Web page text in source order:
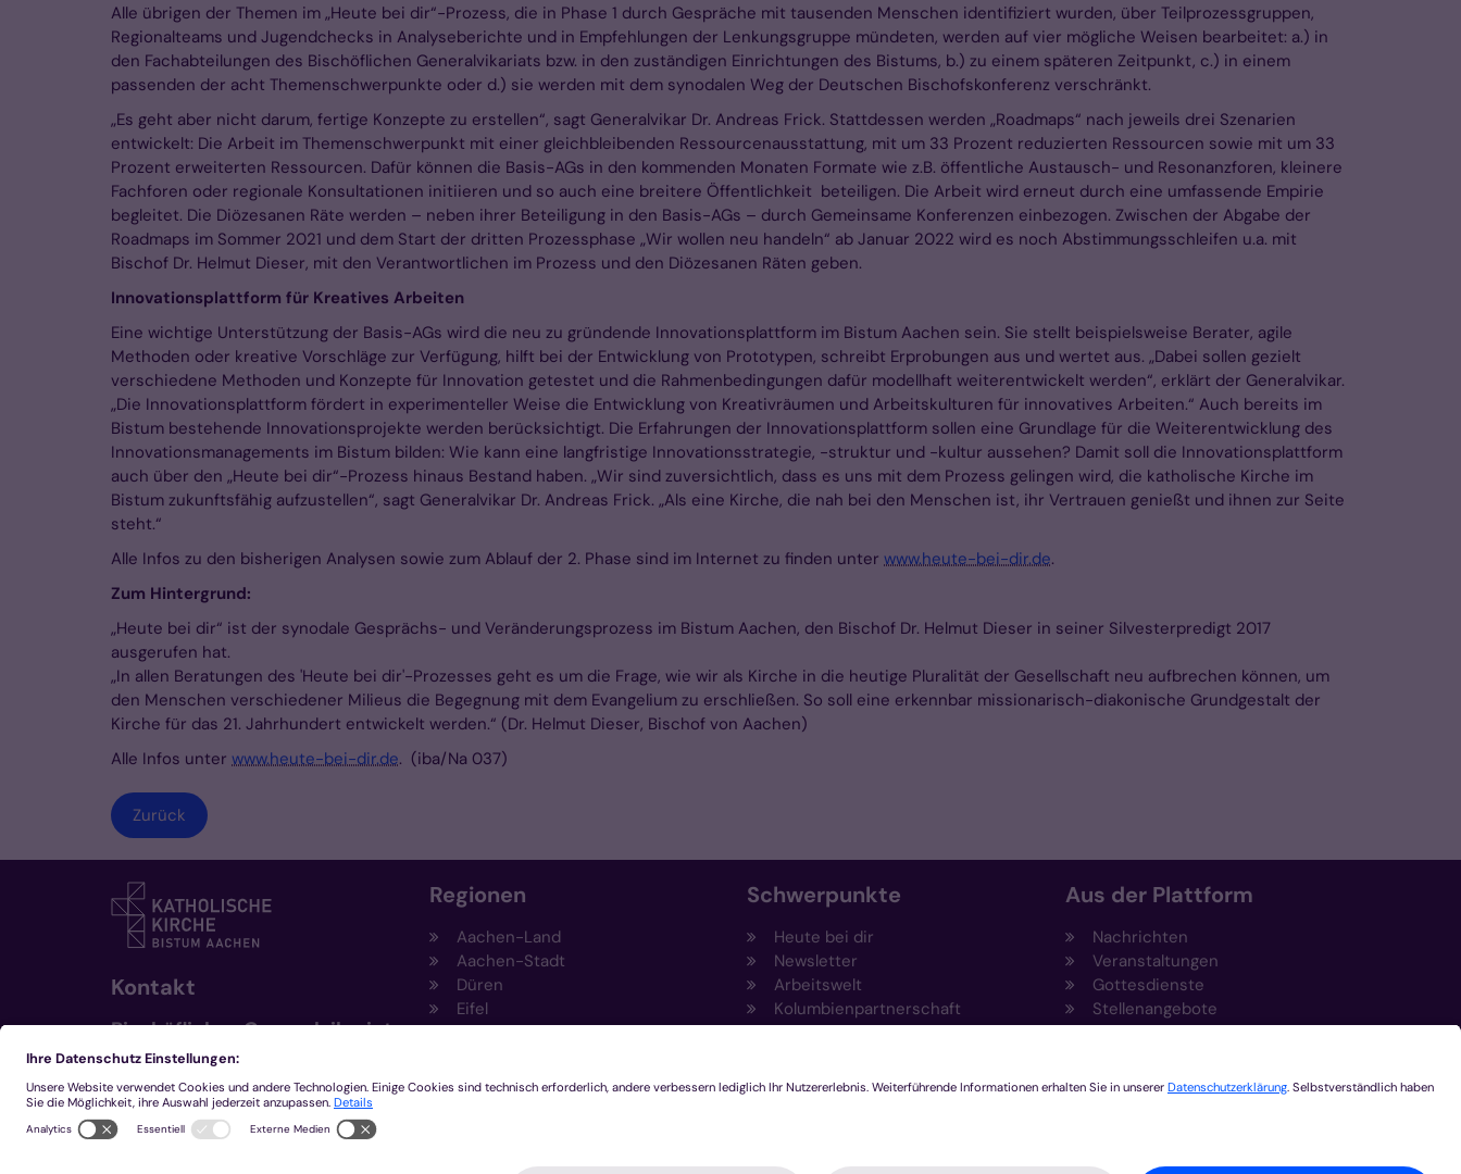
Alle übrigen der Themen im „Heute bei dir“-Prozess, die in Phase 1 durch Gespräche mit tausenden Menschen identifiziert wurden, über Teilprozessgruppen,
Regionalteams und Jugendchecks in Analyseberichte und in Empfehlungen der Lenkungsgruppe mündeten, werden auf vier mögliche Weisen bearbeitet: a.) in
den Fachabteilungen des Bischöflichen Generalvikariats bzw. in den zuständigen Einrichtungen des Bistums, b.) zu einem späteren Zeitpunkt, c.) in einem
passenden der acht Themenschwerpunkte oder d.) sie werden mit dem synodalen Weg der Deutschen Bischofskonferenz verschränkt.
„Es geht aber nicht darum, fertige Konzepte zu erstellen“, sagt Generalvikar Dr. Andreas Frick. Stattdessen werden „Roadmaps“ nach jeweils drei Szenarien
entwickelt: Die Arbeit im Themenschwerpunkt mit einer gleichbleibenden Ressourcenausstattung, mit um 33 Prozent reduzierten Ressourcen sowie mit um 33
Prozent erweiterten Ressourcen. Dafür können die Basis-AGs in den kommenden Monaten Formate wie z.B. öffentliche Austausch- und Resonanzforen, kleinere
Fachforen oder regionale Konsultationen initiieren und so auch eine breitere Öffentlichkeit beteiligen. Die Arbeit wird erneut durch eine umfassende Empirie
begleitet. Die Diözesanen Räte werden – neben ihrer Beteiligung in den Basis-AGs – durch Gemeinsame Konferenzen einbezogen. Zwischen der Abgabe der
Roadmaps im Sommer 2021 und dem Start der dritten Prozessphase „Wir wollen neu handeln“ ab Januar 2022 wird es noch Abstimmungsschleifen u.a. mit
Bischof Dr. Helmut Dieser, mit den Verantwortlichen im Prozess und den Diözesanen Räten geben.
Innovationsplattform für Kreatives Arbeiten
Eine wichtige Unterstützung der Basis-AGs wird die neu zu gründende Innovationsplattform im Bistum Aachen sein. Sie stellt beispielsweise Berater, agile
Methoden oder kreative Vorschläge zur Verfügung, hilft bei der Entwicklung von Prototypen, schreibt Erprobungen aus und wertet aus. „Dabei sollen gezielt
verschiedene Methoden und Konzepte für Innovation getestet und die Rahmenbedingungen dafür modellhaft weiterentwickelt werden“, erklärt der Generalvikar.
„Die Innovationsplattform fördert in experimenteller Weise die Entwicklung von Kreativräumen und Arbeitskulturen für innovatives Arbeiten.“ Auch bereits im
Bistum bestehende Innovationsprojekte werden berücksichtigt. Die Erfahrungen der Innovationsplattform sollen eine Grundlage für die Weiterentwicklung des
Innovationsmanagements im Bistum bilden: Wie kann eine langfristige Innovationsstrategie, -struktur und -kultur aussehen? Damit soll die Innovationsplattform
auch über den „Heute bei dir“-Prozess hinaus Bestand haben. „Wir sind zuversichtlich, dass es uns mit dem Prozess gelingen wird, die katholische Kirche im
Bistum zukunftsfähig aufzustellen“, sagt Generalvikar Dr. Andreas Frick. „Als eine Kirche, die nah bei den Menschen ist, ihr Vertrauen genießt und ihnen zur Seite
steht.“
Alle Infos zu den bisherigen Analysen sowie zum Ablauf der 2. Phase sind im Internet zu finden unter www.heute-bei-dir.de.
Zum Hintergrund:
„Heute bei dir“ ist der synodale Gesprächs- und Veränderungsprozess im Bistum Aachen, den Bischof Dr. Helmut Dieser in seiner Silvesterpredigt 2017
ausgerufen hat.
„In allen Beratungen des 'Heute bei dir'-Prozesses geht es um die Frage, wie wir als Kirche in die heutige Pluralität der Gesellschaft neu aufbrechen können, um
den Menschen verschiedener Milieus die Begegnung mit dem Evangelium zu erschließen. So soll eine erkennbar missionarisch-diakonische Grundgestalt der
Kirche für das 21. Jahrhundert entwickelt werden.“ (Dr. Helmut Dieser, Bischof von Aachen)
Alle Infos unter www.heute-bei-dir.de. (iba/Na 037)
Zurück
Kontakt
Bischöfliches Generalvikariat
Aachen
+49 241 452-0
kommunikation@bistum-
aachen.de
Regionen
Aachen-Land
Aachen-Stadt
Düren
Eifel
Heinsberg
Krefeld
Schwerpunkte
Heute bei dir
Newsletter
Arbeitswelt
Kolumbienpartnerschaft
Umweltportal
Fundraising
Aus der Plattform
Nachrichten
Veranstaltungen
Gottesdienste
Stellenangebote
Kirchenzeitung
Rechtsdatenbank